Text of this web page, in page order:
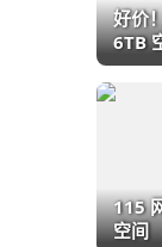
好价
6TB
115
空间